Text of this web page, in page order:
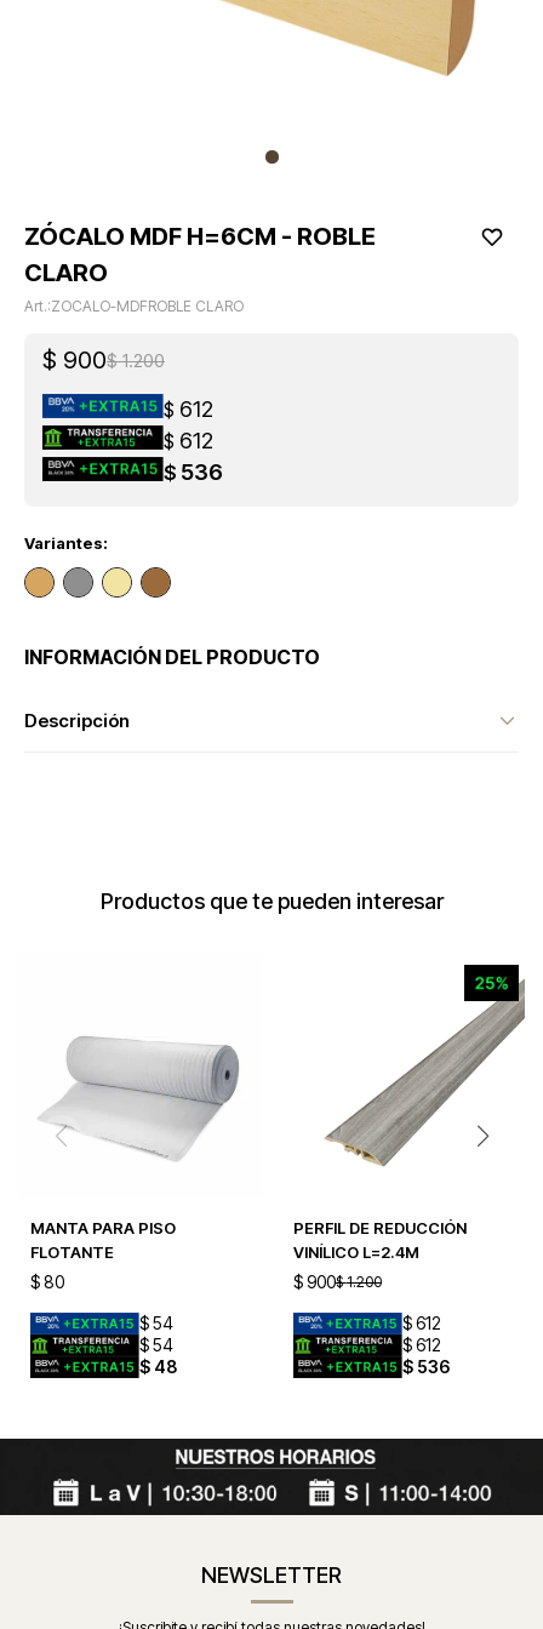
ZÓCALO MDF H=6CM - ROBLE
CLARO
ZOCALO-MDFROBLE CLARO
$ 900$ 1.200
$ 612
$ 612
$ 536
Variantes:
INFORMACIÓN DEL PRODUCTO
Descripción
Productos que te pueden interesar
MANTA PARA PISO
FLOTANTE
$80
$54
$54
$ 48
PERFIL DE REDUCCIÓN
VINÍLICO L=2.4M
$ 900$ 1.200
$ 612
$ 612
$ 536
NEWSLETTER